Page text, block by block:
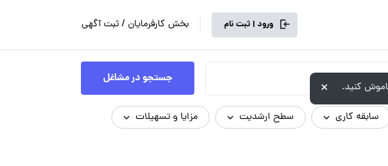
ورود | ثبت نام بخش کارفرمایان / ثبت آگهی
جستجو در مشاغل
سابقه کاری سطح ارشدیت
مزایا و تسهیلات